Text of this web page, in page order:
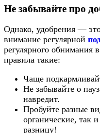
Не забывайте про
Однако, удобрения —
внимание регулярной
регулярного
правила такие:
Чаще
Не забывайте о
навредит.
Пробуйте разные
органические, так
разницу!